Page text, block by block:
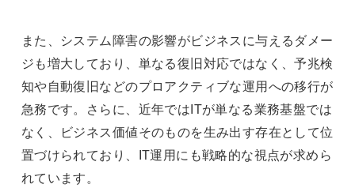
また、システム障害の影響がビジネスに与えるダメー
ジも増大しており、単なる復旧対応ではなく、予兆検
知や自動復旧などのプロアクティブな運用への移行が
急務です。さらに、近年ではITが単なる業務基盤では
なく、ビジネス価値そのものを生み出す存在として位
置づけられており、IT運用にも戦略的な視点が求めら
れています。